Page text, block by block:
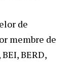
de
membre de
BERD,